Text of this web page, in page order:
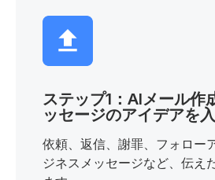
ステップ1：AIメール作
ッセージのアイデアを
依頼、返信、謝罪、フォロー
ジネスメッセージなど、伝え